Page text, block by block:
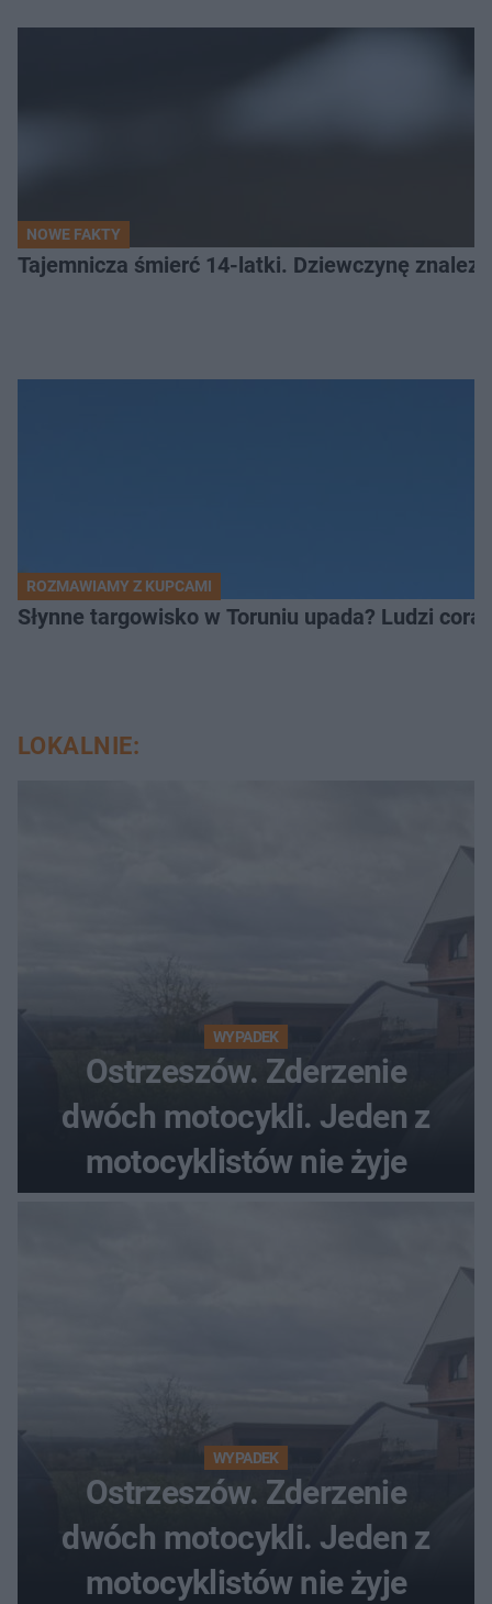
NOWE FAKTY
Tajemnicza śmierć 14-latki. Dziewczynę
ROZMAWIAMY Z KUPCAMI
Słynne targowisko w Toruniu upada? Ludzi
LOKALNIE:
WYPADEK
Ostrzeszów. Zderzenie
dwóch motocykli. Jeden z
motocyklistów nie żyje
WYPADEK
Ostrzeszów. Zderzenie
dwóch motocykli. Jeden z
motocyklistów nie żyje